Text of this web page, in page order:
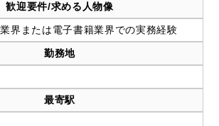
歓迎要件/求める人物像
界または電子書籍業界での実務経験
勤務地
最寄駅